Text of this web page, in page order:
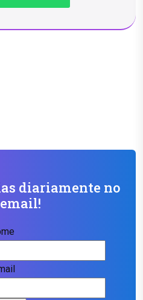
diariamente no